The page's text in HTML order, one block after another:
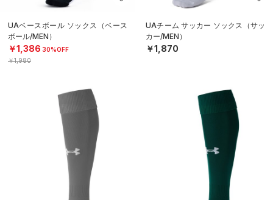
UAベースボール ソックス（ベース
ボール/MEN）
￥1,386 30%OFF
￥1,980
UAチーム サッカー ソックス（サッ
カー/MEN）
￥1,870